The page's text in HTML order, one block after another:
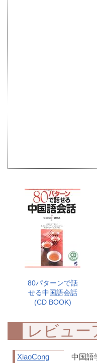
80パターンで話
せる中国語会話
(CD BOOK)
レビュー
XiaoCong
中国語